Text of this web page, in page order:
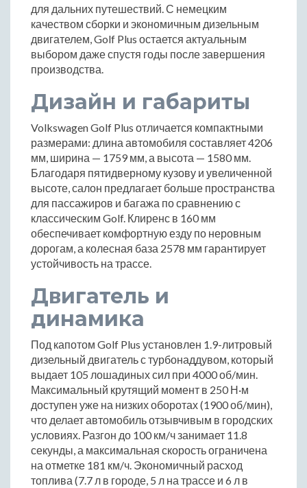
для дальних путешествий. С немецким
качеством сборки и экономичным дизельным
двигателем, Golf Plus остается актуальным
выбором даже спустя годы после завершения
производства.
Дизайн и габариты
Volkswagen Golf Plus отличается компактными
размерами: длина автомобиля составляет 4206
мм, ширина — 1759 мм, а высота — 1580 мм.
Благодаря пятидверному кузову и увеличенной
высоте, салон предлагает больше пространства
для пассажиров и багажа по сравнению с
классическим Golf. Клиренс в 160 мм
обеспечивает комфортную езду по неровным
дорогам, а колесная база 2578 мм гарантирует
устойчивость на трассе.
Двигатель и
динамика
Под капотом Golf Plus установлен 1.9-литровый
дизельный двигатель с турбонаддувом, который
выдает 105 лошадиных сил при 4000 об/мин.
Максимальный крутящий момент в 250 Н·м
доступен уже на низких оборотах (1900 об/мин),
что делает автомобиль отзывчивым в городских
условиях. Разгон до 100 км/ч занимает 11.8
секунды, а максимальная скорость ограничена
на отметке 181 км/ч. Экономичный расход
топлива (7.7 л в городе, 5 л на трассе и 6 л в